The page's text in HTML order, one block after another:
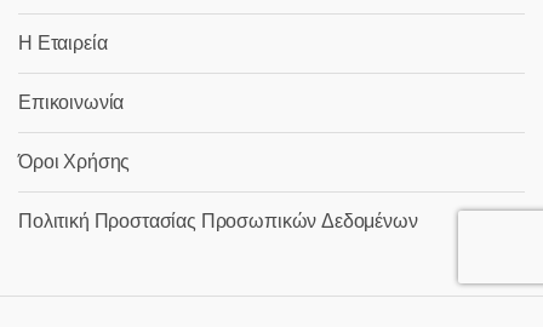
Η Εταιρεία
Επικοινωνία
Όροι Χρήσης
Πολιτική Προστασίας Προσωπικών Δεδομένων